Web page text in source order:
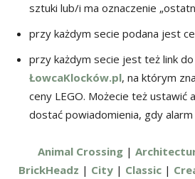
sztuki lub/i ma oznaczenie
przy każdym secie podana jest
przy każdym secie jest też link
ŁowcaKlocków.pl, na którym
ceny LEGO. Możecie też ustawić
dostać powiadomienia, gdy
Animal Crossing |
BrickHeadz | City | Classic |